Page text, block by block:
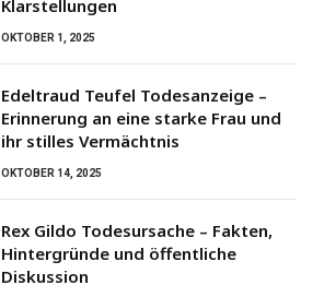
Klarstellungen
OKTOBER 1, 2025
Edeltraud Teufel Todesanzeige –
Erinnerung an eine starke Frau und
ihr stilles Vermächtnis
OKTOBER 14, 2025
Rex Gildo Todesursache – Fakten,
Hintergründe und öffentliche
Diskussion